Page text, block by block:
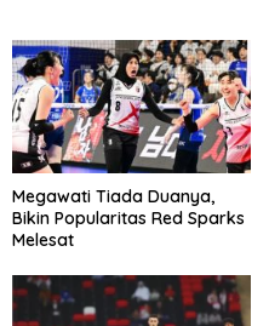
Megawati Tiada Duanya,
Bikin Popularitas Red Sparks
Melesat